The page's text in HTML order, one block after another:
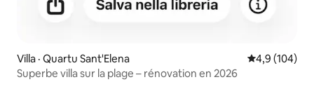
Villa · Quartu Sant'Elena Note
4,9 (104)
Superbe villa sur la plage – rénovation en 2026